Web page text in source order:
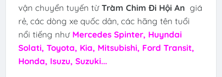
vận chuyển tuyến từTràm Chim Đi Hội An giá
rẻ, các dòng xe quốc dân, các hãng tên tuổi
nổi tiếng như Mercedes Spinter, Huyndai
Solati, Toyota, Kia, Mitsubishi, Ford Transit,
Honda, Isuzu, Suzuki...